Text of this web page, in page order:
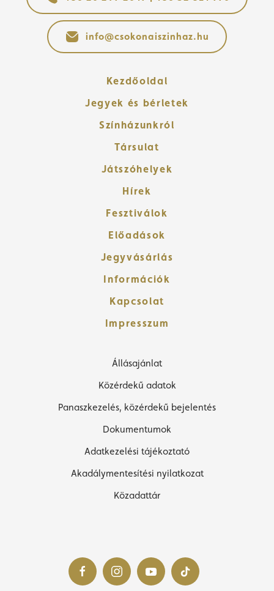
info@csokonaiszinhaz.hu
Kezdőoldal
Jegyek és bérletek
Színházunkról
Társulat
Játszóhelyek
Hírek
Fesztiválok
Előadások
Jegyvásárlás
Információk
Kapcsolat
Impresszum
Állásajánlat
Közérdekű adatok
Panaszkezelés, közérdekű bejelentés
Dokumentumok
Adatkezelési tájékoztató
Akadálymentesítési nyilatkozat
Közadattár